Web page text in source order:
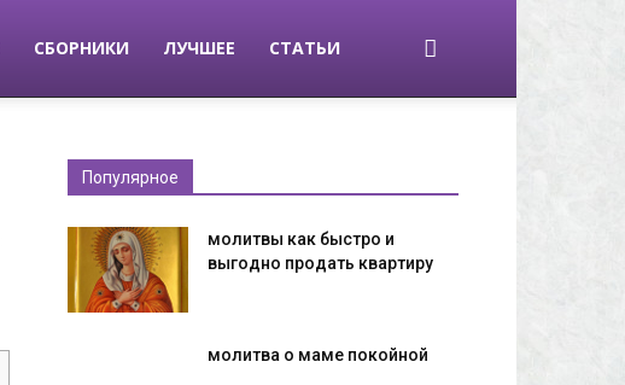
СБОРНИКИ ЛУЧШЕЕ СТАТЬИ
Популярное
молитвы как быстро и
выгодно продать квартиру
молитва о маме покойной